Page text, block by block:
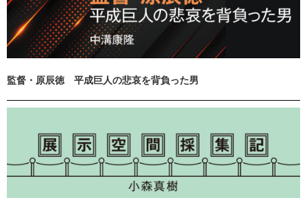
監督・原辰徳 平成巨人の悲哀を背負った男